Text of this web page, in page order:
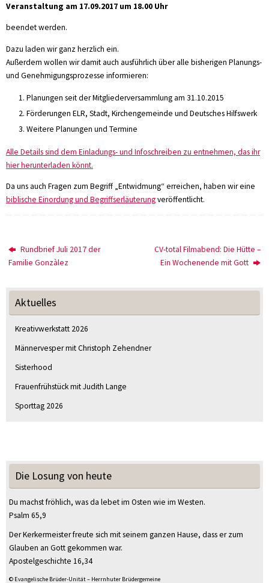
Veranstaltung am 17.09.2017 um 18.00 Uhr
beendet werden.
Dazu laden wir ganz herzlich ein.
Außerdem wollen wir damit auch ausführlich über alle bisherigen Planungs-
und Genehmigungsprozesse informieren:
Planungen seit der Mitgliederversammlung am 31.10.2015
Förderungen ELR, Stadt, Kirchengemeinde und Deutsches Hilfswerk
Weitere Planungen und Termine
Alle Details sind dem Einladungs- und Infoschreiben zu entnehmen, das ihr
hier herunterladen könnt.
Da uns auch Fragen zum Begriff „Entwidmung“ erreichen, haben wir eine
biblische Einordung und Begriffserläuterungveröffentlicht.
Rundbrief Juli 2017 der
Familie Gonzàlez
CV-total Filmabend: Die Hütte –
Ein Wochenende mit Gott
Aktuelles
Kreativwerkstatt 2026
Männervesper mit Christoph Zehendner
Sisterhood
Frauenfrühstück mit Judith Lange
Sporttag 2026
Die Losung von heute
Du machst fröhlich, was da lebet im Osten wie im Westen.
Psalm 65,9
Der Kerkermeister freute sich mit seinem ganzen Hause, dass er zum
Glauben an Gott gekommen war.
Apostelgeschichte 16,34
© Evangelische Brüder-Unität – Herrnhuter Brüdergemeine